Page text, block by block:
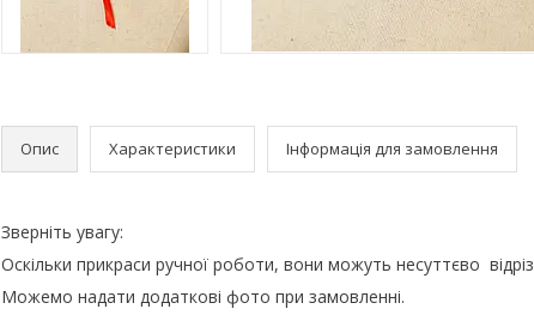
Опис Характеристики Інформація для замовлення
Зверніть увагу:
Оскільки прикраси ручної роботи, вони можуть несуттєво
Можемо надати додаткові фото при замовленні.